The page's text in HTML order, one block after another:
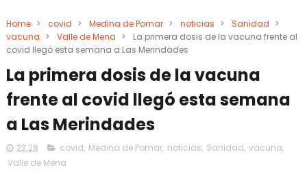
Home > covid > Medina de Pomar > noticias > Sanidad >
vacuna > Valle de Mena >
La primera dosis de la vacuna frente al
covid llegó esta semana a Las Merindades
La primera dosis de la vacuna
frente al covid llegó esta semana
a Las Merindades
23:28 covid, Medina de Pomar, noticias, Sanidad, vacuna,
Valle de Mena